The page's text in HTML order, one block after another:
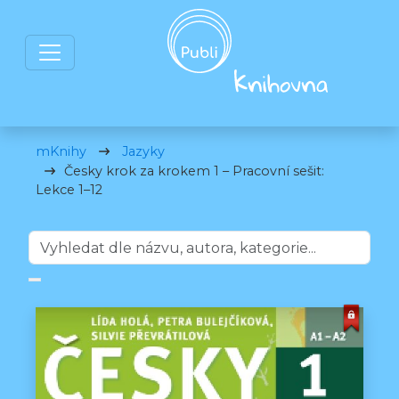
mKnihy
Jazyky
Česky krok za krokem 1 – Pracovní sešit:
Lekce 1–12